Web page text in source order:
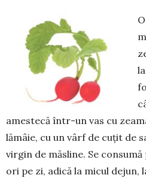
amestecă într-un vas cu
lămâie, cu un vârf de cuțit de
virgin de măsline. Se
ori pe zi, adică la micul dejun,